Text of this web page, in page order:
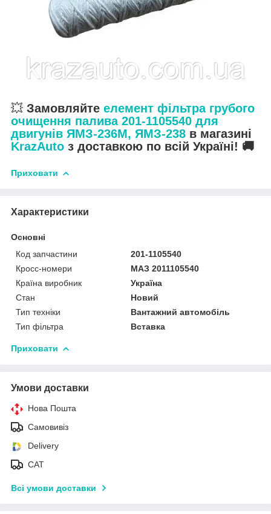
💥 Замовляйте елемент фільтра грубого
очищення палива 201-1105540 для
двигунів ЯМЗ-236М, ЯМЗ-238 в магазині
KrazAuto з доставкою по всій Україні! 🚚
Приховати
Характеристики
Основні
Код запчастини
201-1105540
Кросс-номери
МАЗ 2011105540
Країна виробник
Україна
Стан
Новий
Тип техніки
Вантажний автомобіль
Тип фільтра
Вставка
Приховати
Умови доставки
Нова Пошта
Самовивіз
Delivery
САТ
Всі умови доставки